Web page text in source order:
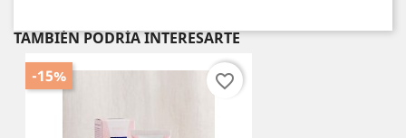
TAMBIÉN PODRÍA INTERESARTE
-15% favorite_border